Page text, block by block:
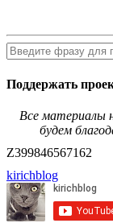
Поддержать
Все материалы
будем
Z399846567162
kirichblog